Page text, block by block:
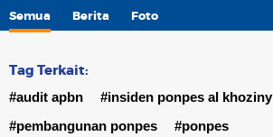
Semua Berita Foto
Tag Terkait:
#audit apbn
#insiden ponpes al khoziny
#pembangunan ponpes
#ponpes